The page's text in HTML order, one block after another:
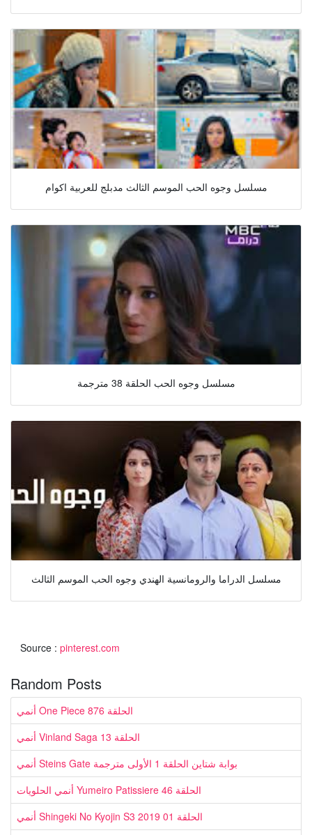
مسلسل وجوه الحب الموسم الثالث مدبلج للعربية اكوام
مسلسل وجوه الحب الحلقة 38 مترجمة
مسلسل الدراما والرومانسية الهندي وجوه الحب الموسم الثالث
Source : pinterest.com
Random Posts
أنمي One Piece الحلقة 876
أنمي Vinland Saga الحلقة 13
أنمي Steins Gate بوابة شتاين الحلقة 1 الأولى مترجمة
أنمي الحلويات Yumeiro Patissiere الحلقة 46
أنمي Shingeki No Kyojin S3 2019 الحلقة 01